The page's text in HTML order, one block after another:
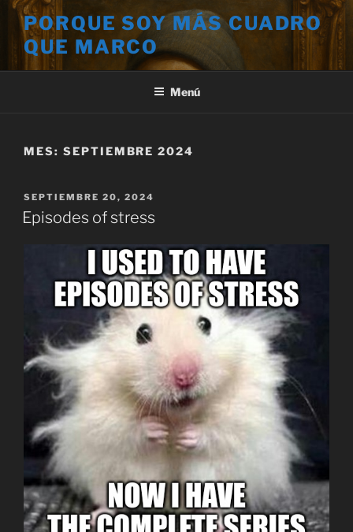
Saltar
contenido
PORQUE SOY MÁS CUADRO
QUE MARCO
Menú
MES: SEPTIEMBRE 2024
PUBLICADO
EL
SEPTIEMBRE 20, 2024
Episodes of stress